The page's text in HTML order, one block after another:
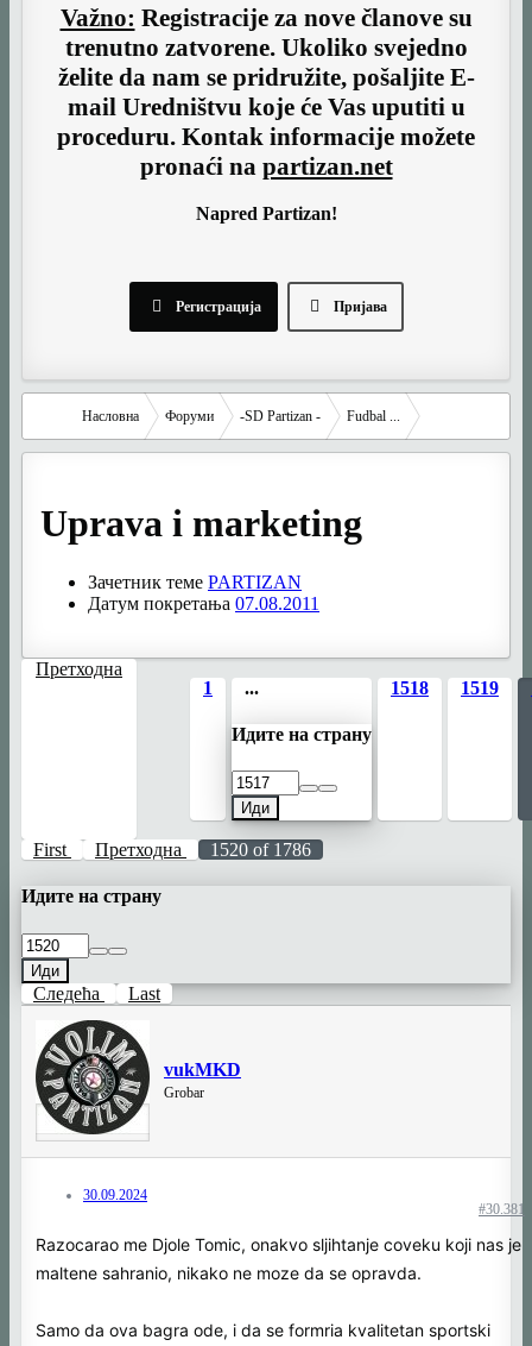
Važno: Registracije za nove članove su
trenutno zatvorene. Ukoliko svejedno
želite da nam se pridružite, pošaljite E-
mail Uredništvu koje će Vas uputiti u
proceduru. Kontak informacije možete
pronaći na partizan.net
Napred Partizan!
Пријава
Регистрација
Насловна Форуми -SD Partizan - Fudbal ...
Uprava i marketing
Зачетник теме PARTIZAN
Датум покретања 07.08.2011
Претходна
1
...
Идите на страну
Иди
1518 1519
First Претходна 1520 of 1786
Идите на страну
Иди
Следећа Last
vukMKD
Grobar
30.09.2024
#30.381
Razocarao me Djole Tomic, onakvo sljihtanje coveku koji nas je
maltene sahranio, nikako ne moze da se opravda.
Samo da ova bagra ode, i da se formria kvalitetan sportski